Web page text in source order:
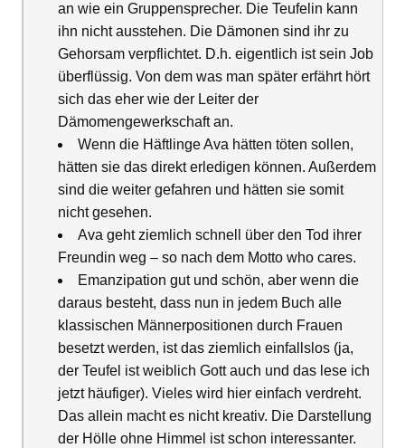
an wie ein Gruppensprecher. Die Teufelin kann
ihn nicht ausstehen. Die Dämonen sind ihr zu
Gehorsam verpflichtet. D.h. eigentlich ist sein Job
überflüssig. Von dem was man später erfährt hört
sich das eher wie der Leiter der
Dämomengewerkschaft an.
Wenn die Häftlinge Ava hätten töten sollen,
hätten sie das direkt erledigen können. Außerdem
sind die weiter gefahren und hätten sie somit
nicht gesehen.
Ava geht ziemlich schnell über den Tod ihrer
Freundin weg – so nach dem Motto who cares.
Emanzipation gut und schön, aber wenn die
daraus besteht, dass nun in jedem Buch alle
klassischen Männerpositionen durch Frauen
besetzt werden, ist das ziemlich einfallslos (ja,
der Teufel ist weiblich Gott auch und das lese ich
jetzt häufiger). Vieles wird hier einfach verdreht.
Das allein macht es nicht kreativ. Die Darstellung
der Hölle ohne Himmel ist schon interessanter.